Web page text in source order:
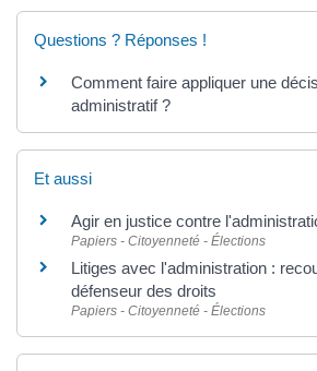
Questions ? Réponses !
Comment faire appliquer une
administratif ?
Et aussi
Agir en justice contre
Papiers - Citoyenneté - Élections
Litiges avec l'administration :
défenseur des droits
Papiers - Citoyenneté - Élections